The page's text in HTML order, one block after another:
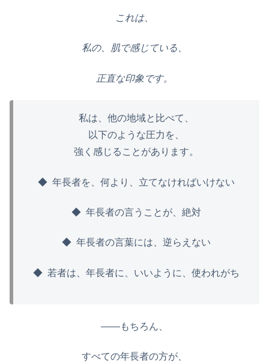
これは、
私の、肌で感じている、
正直な印象です。
私は、他の地域と比べて、
以下のような圧力を、
強く感じることがあります。
◆ 年長者を、何より、立てなければいけない
◆ 年長者の言うことが、絶対
◆ 年長者の言葉には、逆らえない
◆ 若者は、年長者に、いいように、使われがち
——もちろん、
すべての年長者の方が、